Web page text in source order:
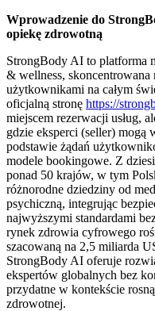
Wprowadzenie do
opiekę zdrowotną
StrongBody AI to platforma
& wellness, skoncentrowana
użytkownikami na całym
oficjalną stronę https://
miejscem rezerwacji usług,
gdzie eksperci (seller) mogą
podstawie żądań
modele bookingowe. Z
ponad 50 krajów, w tym
różnorodne dziedziny od
psychiczną, integrując
najwyższymi standardami
rynek zdrowia cyfrowego
szacowaną na 2,5 miliarda
StrongBody AI oferuje
ekspertów globalnych bez
przydatne w kontekście
zdrowotnej.